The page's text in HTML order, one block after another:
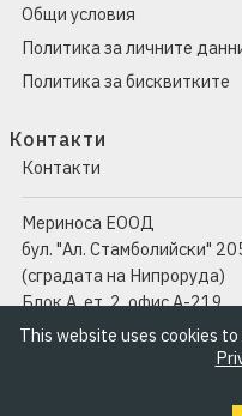
This website uses cookies
Общи условия
Политика за личните
Политика за бисквитките
Контакти
Контакти
Мериноса ЕООД
бул. "Ал. Стамболийски"
(сградата на Нипроруда)
Блок А, ет. 2, офис А-219
1309 София